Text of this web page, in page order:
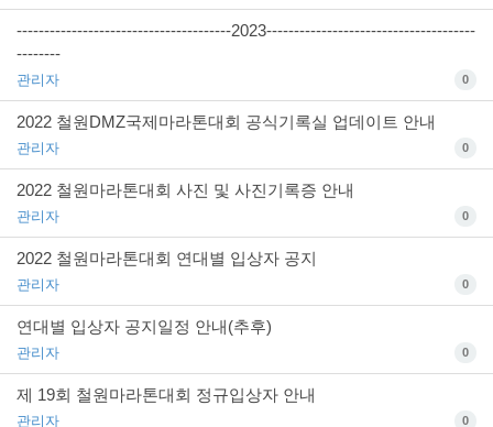
---------------------------------------2023--------------------------------------
--------
관리자 0
2022 철원DMZ국제마라톤대회 공식기록실 업데이트 안내
관리자 0
2022 철원마라톤대회 사진 및 사진기록증 안내
관리자 0
2022 철원마라톤대회 연대별 입상자 공지
관리자 0
연대별 입상자 공지일정 안내(추후)
관리자 0
제 19회 철원마라톤대회 정규입상자 안내
관리자 0